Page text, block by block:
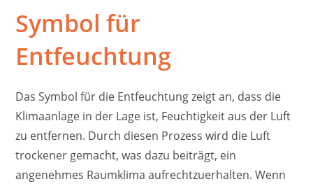
Symbol für
Entfeuchtung
Das Symbol für die Entfeuchtung zeigt an, dass die
Klimaanlage in der Lage ist, Feuchtigkeit aus der Luft
zu entfernen. Durch diesen Prozess wird die Luft
trockener gemacht, was dazu beiträgt, ein
angenehmes Raumklima aufrechtzuerhalten. Wenn